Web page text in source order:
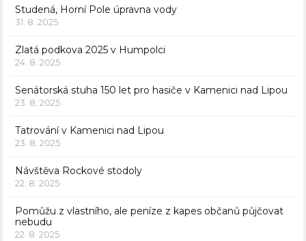
Studená, Horní Pole úpravna vody
31. 8. 2025
Zlatá podkova 2025 v Humpolci
24. 8. 2025
Senátorská stuha 150 let pro hasiče v Kamenici nad Lipou
23. 8. 2025
Tatrování v Kamenici nad Lipou
23. 8. 2025
Návštěva Rockové stodoly
22. 8. 2025
Pomůžu z vlastního, ale peníze z kapes občanů půjčovat
nebudu
22. 8. 2025